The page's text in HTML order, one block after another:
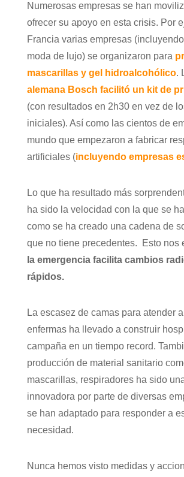
Numerosas empresas se han
ofrecer su apoyo en esta crisis. Por
Francia varias empresas
moda de lujo) se organizaron para
mascarillas y gel hidroalcohólico.
alemana Bosch facilitó un kit de
(con resultados en 2h30 en vez de
iniciales). Así como las cientos de
mundo que empezaron a fabricar
artificiales (incluyendo empresas
Lo que ha resultado más
ha sido la velocidad con la que se
como se ha creado una cadena de
que no tiene precedentes. Esto nos
la emergencia facilita cambios
rápidos.
La escasez de camas para atender
enfermas ha llevado a construir
campaña en un tiempo record.
producción de material sanitario
mascarillas, respiradores ha sido
innovadora por parte de diversas
se han adaptado para responder a
necesidad.
Nunca hemos visto medidas y